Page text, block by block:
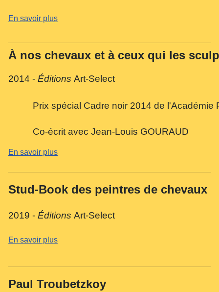
En savoir plus
À nos chevaux et à ceux qui les
2014 - Éditions Art-Select
Prix spécial Cadre noir 2014 de l'Académie
Co-écrit avec Jean-Louis GOURAUD
En savoir plus
Stud-Book des peintres de chevaux
2019 - Éditions Art-Select
En savoir plus
Paul Troubetzkoy